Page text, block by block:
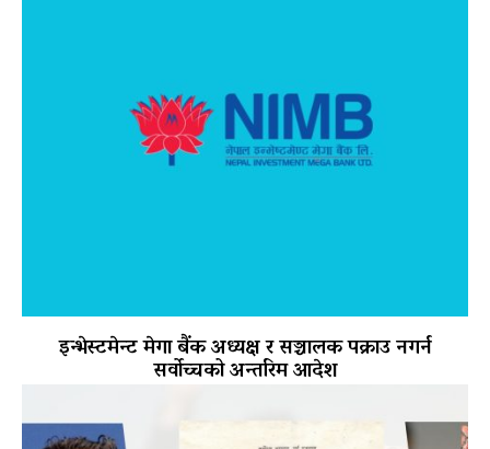
इन्भेस्टमेन्ट मेगा बैंक अध्यक्ष र सञ्चालक पक्राउ नगर्न
सर्वोच्चको अन्तरिम आदेश